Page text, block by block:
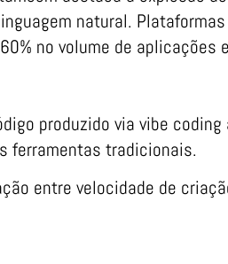
natural.
no volume de aplicações
produzido via vibe
ferramentas tradicionais.
entre velocidade de